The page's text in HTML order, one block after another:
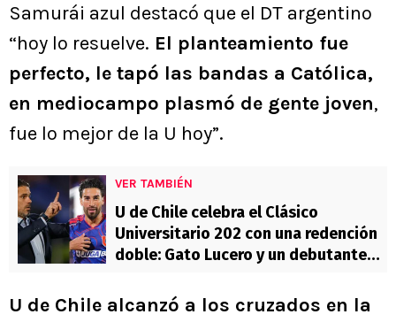
Samurái azul destacó que el DT argentino
“hoy lo resuelve. El planteamiento fue
perfecto, le tapó las bandas a Católica,
en mediocampo plasmó de gente joven,
fue lo mejor de la U hoy”.
VER TAMBIÉN
U de Chile celebra el Clásico
Universitario 202 con una redención
doble: Gato Lucero y un debutante
U de Chile alcanzó a los cruzados en la